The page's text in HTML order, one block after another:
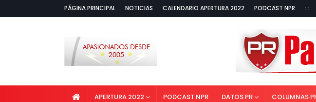
PÁGINA PRINCIPAL NOTICIAS CALENDARIO APERTURA 2022 PODCAST NPR :::
APERTURA 2022 PODCAST NPR DATOS PR COLUMNAS